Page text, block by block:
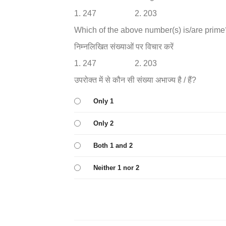
1. 247 2. 203
Which of the above number(s) is/are
निम्नलिखित संख्याओं पर विचार करें
1. 247 2. 203
उपरोक्त में से कौन सी संख्या अभाज्य है / हैं?
Only 1
Only 2
Both 1 and 2
Neither 1 nor 2